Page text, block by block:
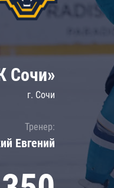
Локомотив
ЦСКА
Шанхайские Драконы
Сочи»
г. Сочи
Тренер:
Евгений